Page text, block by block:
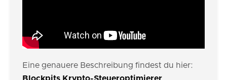
Eine genauere Beschreibung findest du hier: